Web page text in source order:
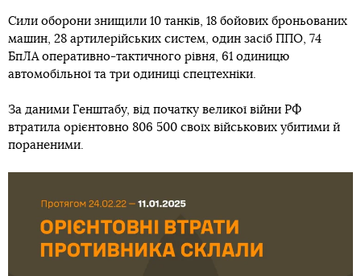
Сили оборони знищили 10 танків, 18 бойових броньованих
машин, 28 артилерійських систем, один засіб ППО, 74
БпЛА оперативно-тактичного рівня, 61 одиницю
автомобільної та три одиниці спецтехніки.
За даними Генштабу, від початку великої війни РФ
втратила орієнтовно 806 500 своїх військових убитими й
пораненими.